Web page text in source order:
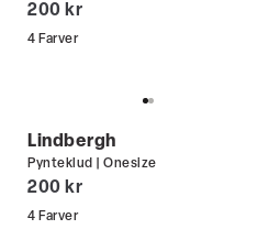
I alt (inkl. rabat)
200 kr
4 Farver
Lindbergh
Pynteklud | Onesize
I alt (inkl. rabat)
200 kr
4 Farver